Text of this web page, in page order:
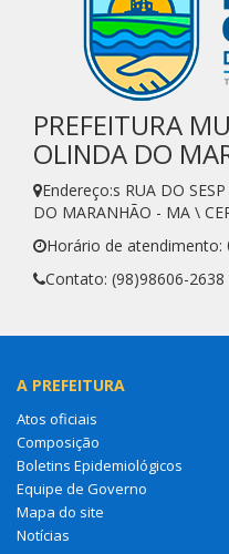
PREFEITURA
OLINDA DO
Endereço:s RUA DO
DO MARANHÃO - MA \
Horário de atendimento:
Contato: (98)98606-2638
A PREFEITURA
Atos oficiais
Composição
Boletins Epidemiológicos
Equipe de Governo
Mapa do site
Notícias